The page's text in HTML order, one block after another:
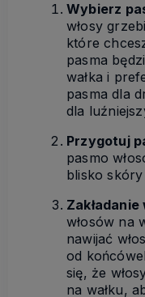
Wybierz
włosy
które
pasma
wałka i
pasma dla
dla
Przygotuj
pasmo
blisko skóry
Zakładanie
włosów na
nawijać
od
się, że
na wałku,